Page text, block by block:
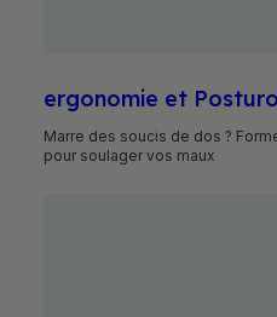
Ergonomie et
Marre des soucis de dos ?
pour soulager vos maux